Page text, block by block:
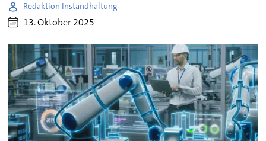
Redaktion Instandhaltung
13. Oktober 2025